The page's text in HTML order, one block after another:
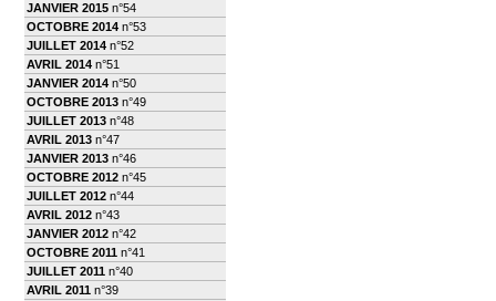
JANVIER 2015 n°54
OCTOBRE 2014 n°53
JUILLET 2014 n°52
AVRIL 2014 n°51
JANVIER 2014 n°50
OCTOBRE 2013 n°49
JUILLET 2013 n°48
AVRIL 2013 n°47
JANVIER 2013 n°46
OCTOBRE 2012 n°45
JUILLET 2012 n°44
AVRIL 2012 n°43
JANVIER 2012 n°42
OCTOBRE 2011 n°41
JUILLET 2011 n°40
AVRIL 2011 n°39